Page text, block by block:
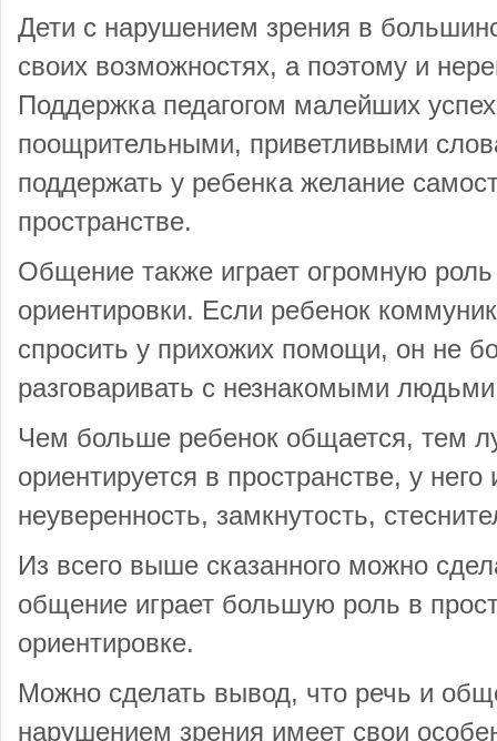
Дети с нарушением зрения в
своих возможностях, а поэтому и
Поддержка педагогом малейших
поощрительными, приветливыми
поддержать у ребенка желание
пространстве.
Общение также играет огромную роль
ориентировки. Если ребенок
спросить у прихожих помощи, он не
разговаривать с незнакомыми
Чем больше ребенок общается, тем
ориентируется в пространстве, у него
неуверенность, замкнутость,
Из всего выше сказанного можно
общение играет большую роль в
ориентировке.
Можно сделать вывод, что речь и
нарушением зрения имеет свои